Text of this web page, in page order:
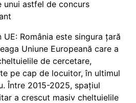
unui astfel de concurs
UE: România este singura țară
Uniune Europeană care a
de cercetare,
pe cap de locuitor, în ultimul
Între 2015-2025, spațiul
a crescut masiv cheltuielile